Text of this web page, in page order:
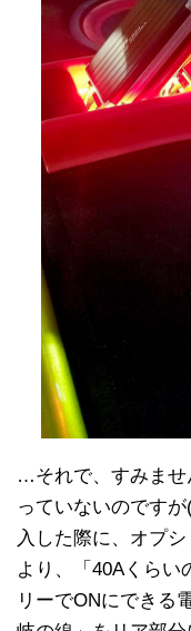
…それで、すみませ
っていないのです
入した際に、オプ
より、「40Aくらい
リーでONにできる